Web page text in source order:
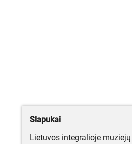
Slapukai
Lietuvos integralioje